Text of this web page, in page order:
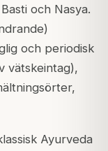
och Nasya.
och periodisk
vätskeintag),
Ayurveda